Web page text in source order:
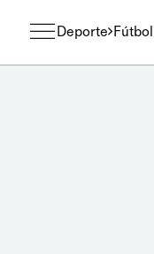
Deporte Fútbol